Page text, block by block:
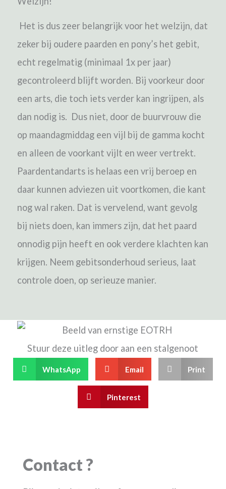
Het is dus zeer belangrijk voor het welzijn, dat
zeker bij oudere paarden en pony’s het gebit,
echt regelmatig (minimaal 1x per jaar)
gecontroleerd blijft worden. Bij voorkeur door
een arts, die toch iets verder kan ingrijpen, als
dan nodig is. Dus niet, door de buurvrouw die
op maandagmiddag een vijl bij de gamma kocht
en alleen de voorkant vijlt en weer vertrekt.
Paardentandarts is helaas een vrij beroep en
daar kunnen adviezen uit voortkomen, die kant
nog wal raken. Dat is vervelend, want gevolg
bij niets doen, kan immers zijn, dat het paard
onnodig pijn heeft en ook verdere klachten kan
krijgen. Neem gebitsonderhoud serieus, laat
controle doen, op serieuze manier.
Stuur deze uitleg door aan een stalgenoot
WhatsApp Email Print
Pinterest
Contact ?